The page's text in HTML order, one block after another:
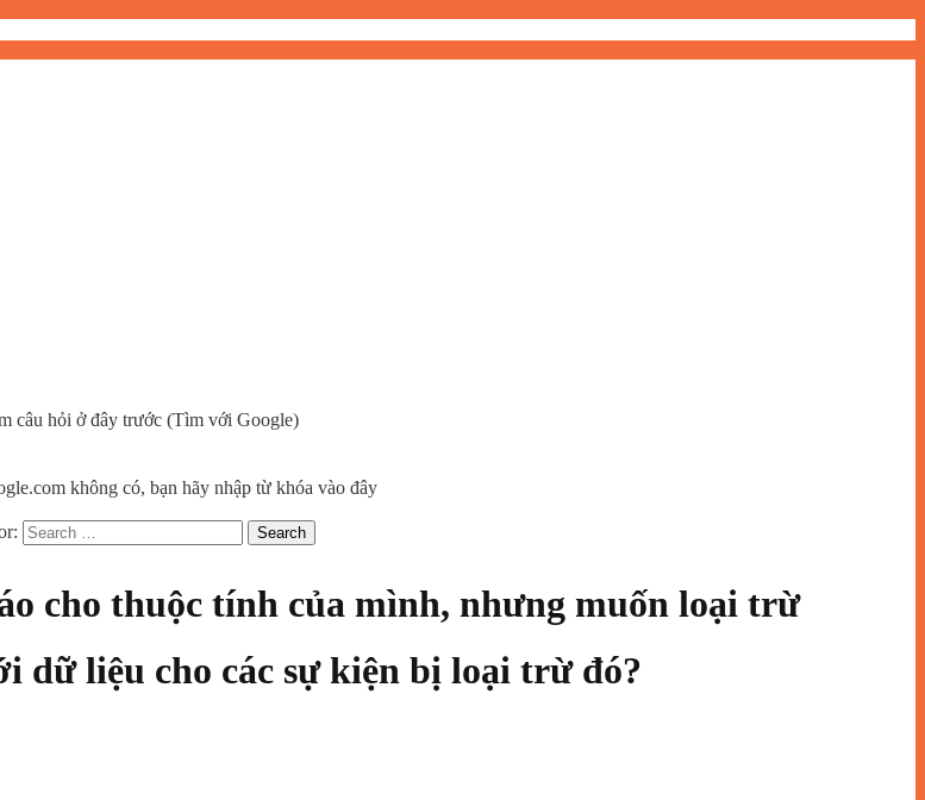
câu hỏi ở đây trước (Tìm với Google)
không có, bạn hãy nhập từ khóa vào đây
cho thuộc tính của mình, nhưng muốn loại trừ
dữ liệu cho các sự kiện bị loại trừ đó?